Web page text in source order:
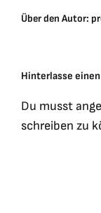
Über den Autor:
Hinterlasse
Du musst
schreiben zu